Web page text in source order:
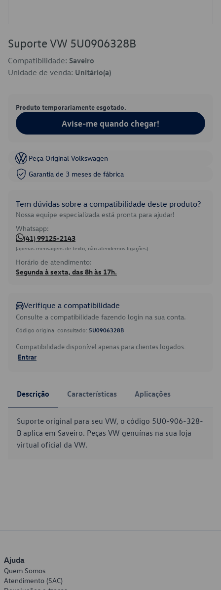
Suporte VW 5U0906328B
Compatibilidade: Saveiro
Unidade de venda: Unitário(a)
Produto temporariamente esgotado.
Avise-me quando chegar!
Peça Original Volkswagen
Garantia de 3 meses de fábrica
Tem dúvidas sobre a compatibilidade deste produto?
Nossa equipe especializada está pronta para ajudar!
Whatsapp:
(41) 99125-2143
(apenas mensagens de texto, não atendemos ligações)
Horário de atendimento:
Segunda à sexta, das 8h às 17h.
Verifique a compatibilidade
Consulte a compatibilidade fazendo login na sua conta.
Código original consultado: 5U0906328B
Compatibilidade disponível apenas para clientes logados.
Entrar
Descrição Características Aplicações
Suporte original para seu VW, o código 5U0-906-328-
B aplica em Saveiro. Peças VW genuínas na sua loja
virtual oficial da VW.
Ajuda
Quem Somos
Atendimento (SAC)